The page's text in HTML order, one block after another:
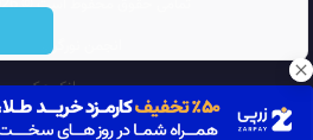
تمامی حقوق محفوظ است © 2026
انجمن نورگرام
بانک عکس
سایت هم معنی